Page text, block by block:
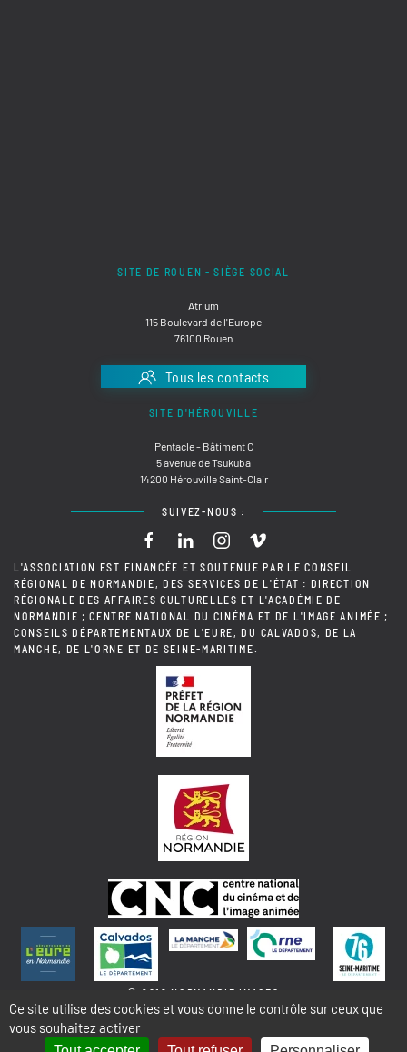
SITE DE ROUEN - SIÈGE SOCIAL
Atrium
115 Boulevard de l'Europe
76100 Rouen
Tous les contacts
SITE D'HÉROUVILLE
Pentacle - Bâtiment C
5 avenue de Tsukuba
14200 Hérouville Saint-Clair
SUIVEZ-NOUS :
L'ASSOCIATION EST FINANCÉE ET SOUTENUE PAR LE CONSEIL
RÉGIONAL DE NORMANDIE, DES SERVICES DE L'ÉTAT : DIRECTION
RÉGIONALE DES AFFAIRES CULTURELLES ET L'ACADÉMIE DE
NORMANDIE ; CENTRE NATIONAL DU CINÉMA ET DE L'IMAGE ANIMÉE ;
CONSEILS DÉPARTEMENTAUX DE L'EURE, DU CALVADOS, DE LA
MANCHE, DE L'ORNE ET DE SEINE-MARITIME.
© 2018 NORMANDIE IMAGES
MENTIONS LÉGALES - COOKIES & STATISTIQUES PLAN DU SITE
Ce site utilise des cookies et vous donne le contrôle sur ceux que
vous souhaitez activer